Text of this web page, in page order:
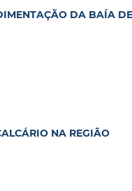
DA BAÍA DE
NA REGIÃO